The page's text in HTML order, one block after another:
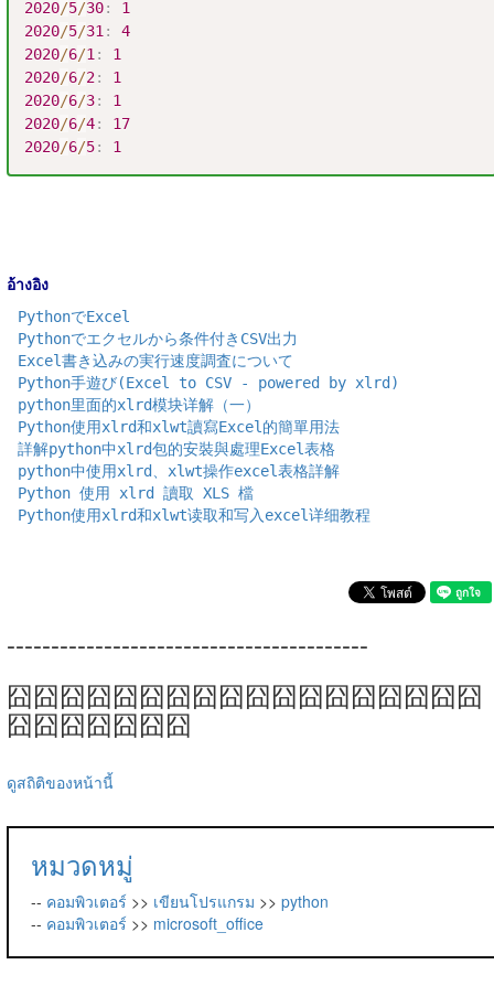
2020/5/30:
1
2020/5/31 :
4
2020/6/1 :
1
2020/6/2:
1
2020/6/3:
1
2020/6/4:
17
2020/6/5: 1
อ้างอิง
PythonでExcel
Pythonでエクセルから条件付きCSV出力
Excel書き込みの実行速度調査について
Python手遊び(Excel to CSV - powered by xlrd)
python里面的xlrd模块详解（一）
Python使用xlrd和xlwt讀寫Excel的簡單用法
詳解python中xlrd包的安裝與處理Excel表格
python中使用xlrd、xlwt操作excel表格詳解
Python 使用 xlrd 讀取 XLS 檔
Python使用xlrd和xlwt读取和写入excel详细教程
-----------------------------------------
囧囧囧囧囧囧囧囧囧囧囧囧囧囧囧囧囧囧
囧囧囧囧囧囧囧
ดูสถิติของหน้านี้
หมวดหมู่
-- คอมพิวเตอร์ >> เขียนโปรแกรม >> python
-- คอมพิวเตอร์ >> microsoft_office